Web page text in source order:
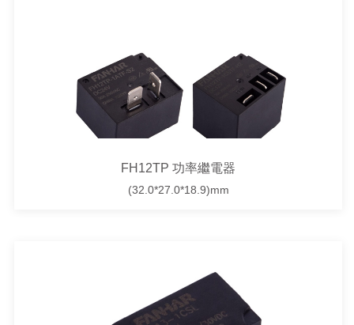
FH12TP 功率繼電器
(32.0*27.0*18.9)mm